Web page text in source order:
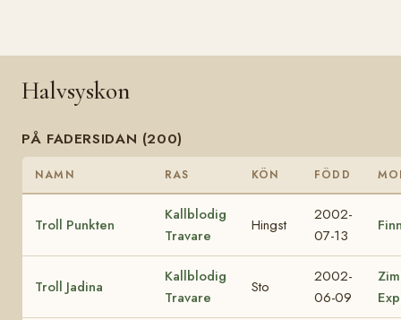
Halvsyskon
PÅ FADERSIDAN (200)
NAMN RAS KÖN FÖDD
Troll Punkten
Kallblodig
Travare
Hingst
2002-
07-13
Troll Jadina
Kallblodig
Travare
Sto
2002-
06-09